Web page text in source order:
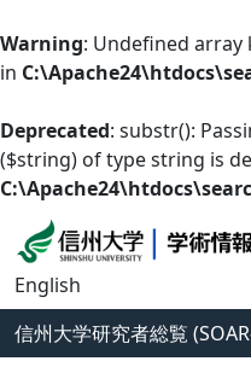
Warning: Undefined array
in
Deprecated: substr():
($string) of type string is
English
信州大学研究者総覧